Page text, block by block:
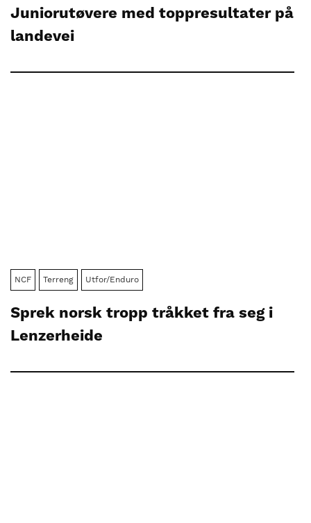
Juniorutøvere med toppresultater på
landevei
NCF Terreng Utfor/Enduro
Sprek norsk tropp tråkket fra seg i
Lenzerheide